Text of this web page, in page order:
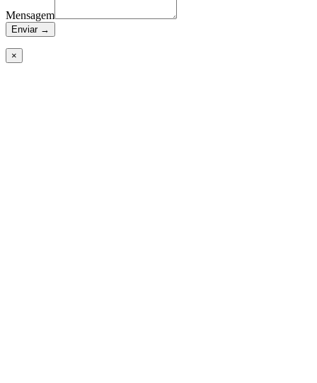
Mensagem
Enviar →
×